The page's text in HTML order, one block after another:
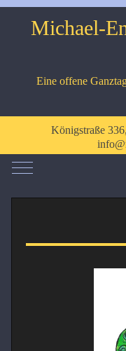
Michael-
Eine offene
Königstraße
Mobile Menu Toggle